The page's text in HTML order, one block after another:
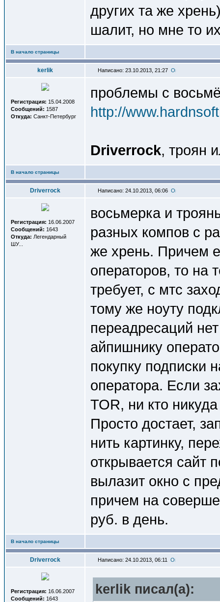
других та же
шалит, но мне то
В начало страницы
kerlik Написано: 23.10.2013, 21:27
Регистрация: 15.04.2008
Сообщений: 1587
Откуда: Санкт-Петербург
проблемы с
http://
Driverrock, троян
В начало страницы
Driverrock Написано: 24.10.2013, 06:06
Регистрация: 16.06.2007
Сообщений: 1643
Откуда: Легендарный
ШУ...
восьмерка и
разных компов с
же хрень. Причем
операторов, то на
требует, с мтс
тому же ноуту
переадресаций
айпишнику
покупку подписки
оператора. Если
TOR, ни кто
Просто достает,
нить картинку,
открывается сайт
вылазит окно с
причем на
руб. в день.
В начало страницы
Driverrock Написано: 24.10.2013, 06:11
Регистрация: 16.06.2007
Сообщений: 1643
kerlik писал(a):